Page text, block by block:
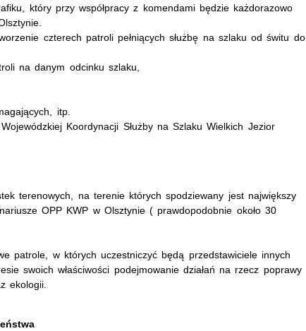
który przy współpracy z komendami będzie każdorazowo
czterech patroli pełniących służbę na szlaku od świtu do
na danym odcinku szlaku,
itp.
Koordynacji Służby na Szlaku Wielkich Jezior
terenowych, na terenie których spodziewany jest największy
OPP KWP w Olsztynie ( prawdopodobnie około 30
patrole, w których uczestniczyć będą przedstawiciele innych
swoich właściwości podejmowanie działań na rzecz poprawy
ekologii.